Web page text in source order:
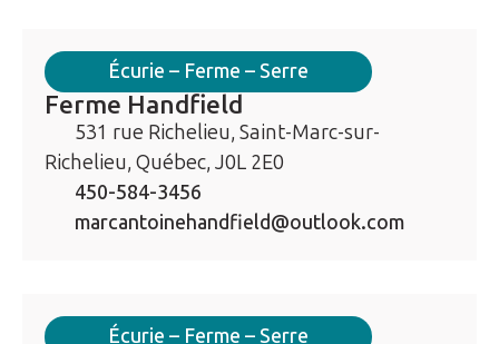
Écurie – Ferme – Serre
Ferme Handfield
531 rue Richelieu, Saint-Marc-sur-
Richelieu, Québec, J0L 2E0
450-584-3456
marcantoinehandfield@outlook.com
Écurie – Ferme – Serre